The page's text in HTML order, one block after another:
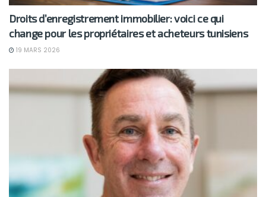
Droits d’enregistrement immobilier: voici ce qui
change pour les propriétaires et acheteurs tunisiens
19 MARS 2026